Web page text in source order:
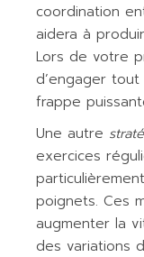
coordination
aidera à
Lors de votre
d’engager
frappe
Une autre
exercices
poignets. Ces
augmenter la
des variations